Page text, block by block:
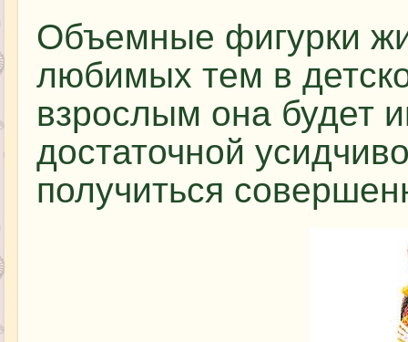
Объемные фигурки
любимых тем в
взрослым она будет
достаточной
получиться